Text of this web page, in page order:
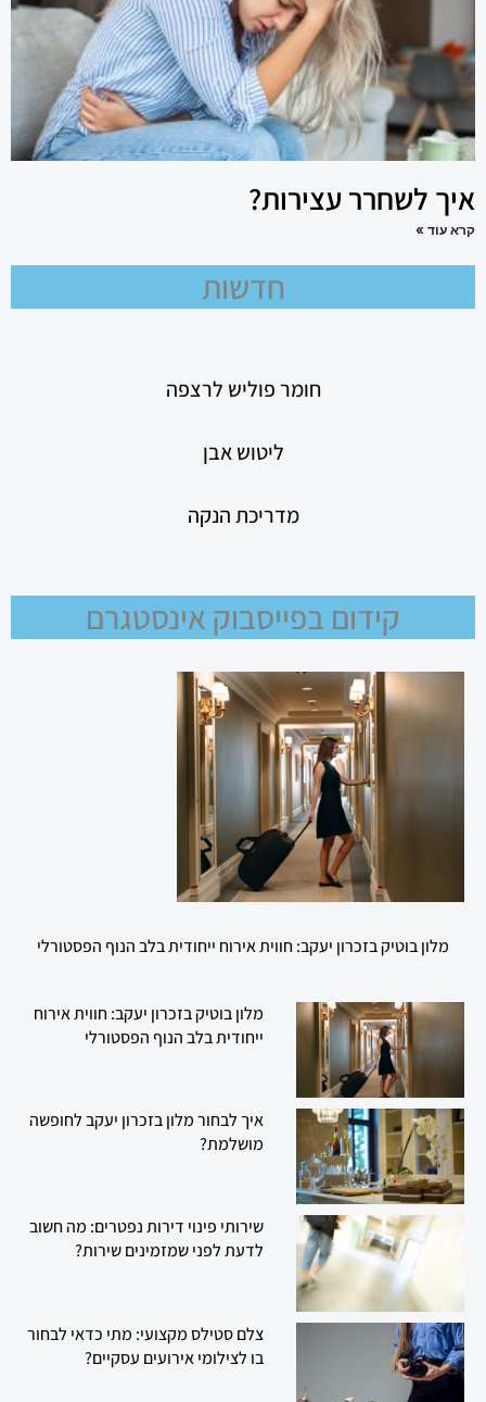
איך לשחרר עצירות?
קרא עוד »
חדשות
חומר פוליש לרצפה
ליטוש אבן
מדריכת הנקה
קידום בפייסבוק אינסטגרם
מלון בוטיק בזכרון יעקב: חווית אירוח ייחודית בלב הנוף הפסטורלי
מלון בוטיק בזכרון יעקב: חווית אירוח
ייחודית בלב הנוף הפסטורלי
איך לבחור מלון בזכרון יעקב לחופשה
מושלמת?
שירותי פינוי דירות נפטרים: מה חשוב
לדעת לפני שמזמינים שירות?
צלם סטילס מקצועי: מתי כדאי לבחור
בו לצילומי אירועים עסקיים?